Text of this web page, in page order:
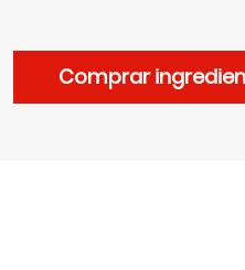
Comprar